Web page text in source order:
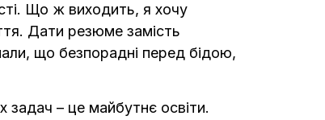
Що ж виходить, я хочу
Дати резюме замість
що безпорадні перед бідою,
задач – це майбутнє освіти.